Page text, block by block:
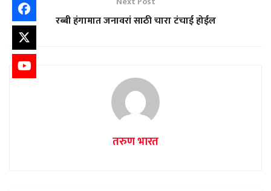
रब्बी हंगामात जनावरां साठी चारा टंचाई होईल
तरुण भारत